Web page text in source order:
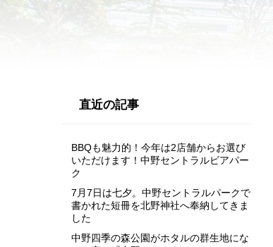
直近の記事
BBQも魅力的！今年は2店舗からお選び
いただけます！中野セントラルビアパー
ク
7月7日は七夕。中野セントラルパークで
書かれた短冊を北野神社へ奉納してきま
した
中野四季の森公園がホタルの群生地にな